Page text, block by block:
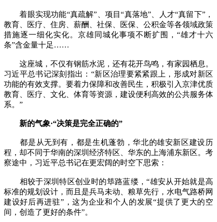
着眼实现功能“真疏解”、项目“真落地”、人才“真留下”，
教育、医疗、住房、薪酬、社保、医保、公积金等各领域政策
措施逐一细化实化。京雄同城化事项不断扩围，“雄才十六
条”含金量十足……
这座城，不仅有钢筋水泥，还有花开鸟鸣，有家园栖息。
习近平总书记深刻指出：“新区治理要紧紧跟上，形成对新区
功能的有效支撑。要着力保障和改善民生，积极引入京津优质
教育、医疗、文化、体育等资源，建设便利高效的公共服务体
系。”
新的气象·“决策是完全正确的”
都是从无到有，都是生机蓬勃，华北的雄安新区建设历
程，却不同于华南的深圳经济特区、华东的上海浦东新区。考
察途中，习近平总书记在更宏阔的时空下思索：
相较于深圳特区创业时的筚路蓝缕，“雄安从开始就是高
标准的规划设计，而且是兵马未动、粮草先行，水电气路桥网
建设好后再进驻”，这为企业和个人的发展“提供了更大的空
间，创造了更好的条件”。